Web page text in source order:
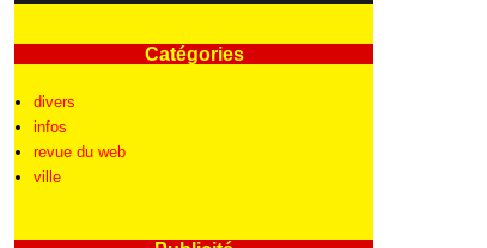
Catégories
divers
infos
revue du web
ville